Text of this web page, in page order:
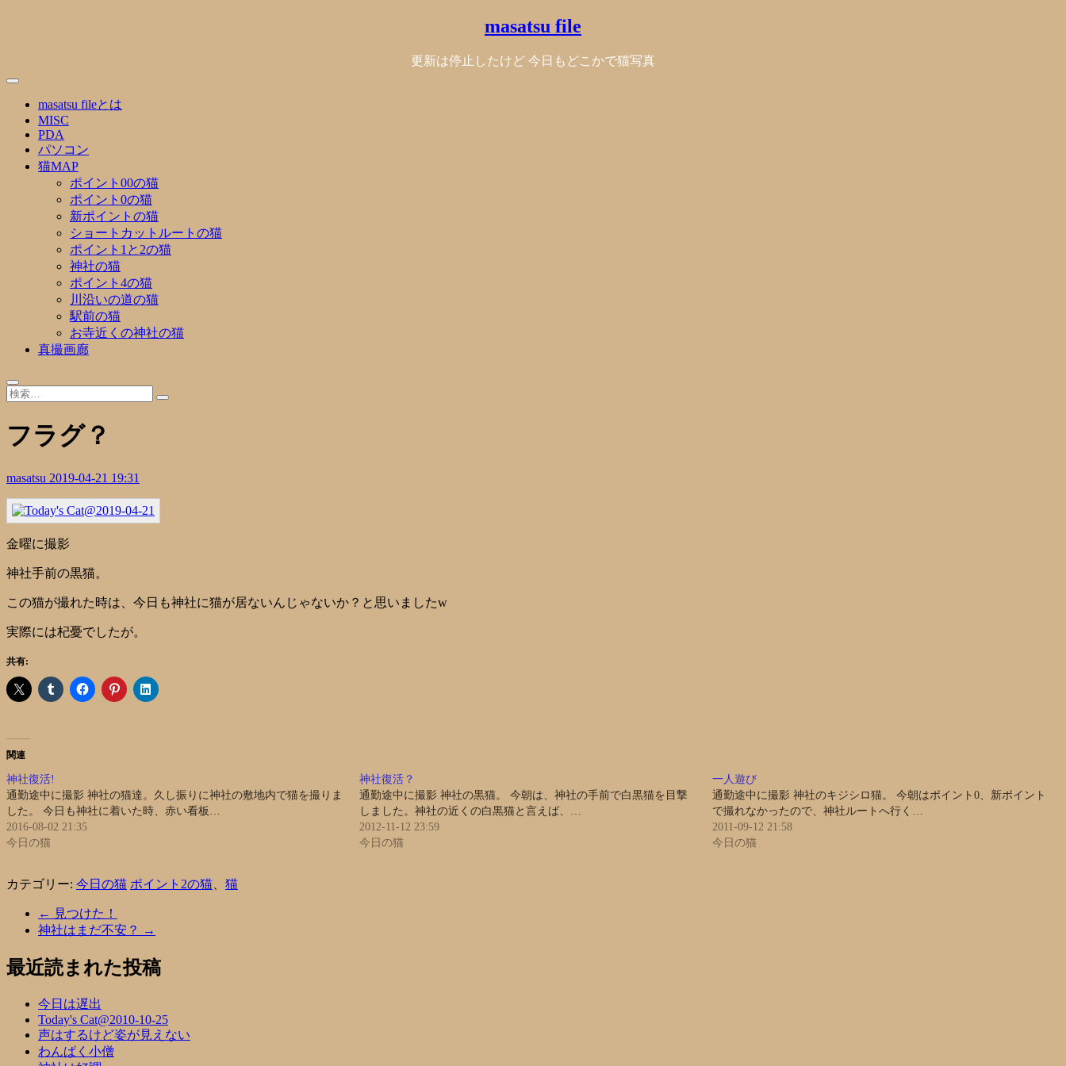
masatsu file
更新は停止したけど 今日もどこかで猫写真
masatsu fileとは
MISC
PDA
パソコン
猫MAP
ポイント00の猫
ポイント0の猫
新ポイントの猫
ショートカットルートの猫
ポイント1と2の猫
神社の猫
ポイント4の猫
川沿いの道の猫
駅前の猫
お寺近くの神社の猫
真撮画廊
フラグ？
masatsu 2019-04-21 19:31
金曜に撮影
神社手前の黒猫。
この猫が撮れた時は、今日も神社に猫が居ないんじゃないか？と思いましたw
実際には杞憂でしたが。
共有:
関連
神社復活!
通勤途中に撮影 神社の猫達。久し振りに神社の敷地内で猫を撮りま
した。 今日も神社に着いた時、赤い看板…
2016-08-02 21:35
今日の猫
神社復活？
通勤途中に撮影 神社の黒猫。 今朝は、神社の手前で白黒猫を目撃
しました。神社の近くの白黒猫と言えば、…
2012-11-12 23:59
今日の猫
一人遊び
通勤途中に撮影 神社のキジシロ猫。 今朝はポイント0、新ポイント
で撮れなかったので、神社ルートへ行く…
2011-09-12 21:58
今日の猫
カテゴリー: 今日の猫 ポイント2の猫 猫
← 見つけた！
神社はまだ不安？
→
最近読まれた投稿
今日は遅出
Today's Cat@2010-10-25
声はするけど姿が見えない
わんぱく小僧